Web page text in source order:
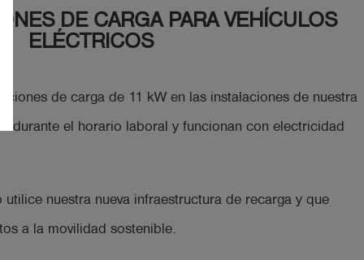
DE CARGA PARA VEHÍCULOS
ELÉCTRICOS
de carga de 11 kW en las instalaciones de nuestra
durante el horario laboral y funcionan con electricidad
nuestra nueva infraestructura de recarga y que
a la movilidad sostenible.